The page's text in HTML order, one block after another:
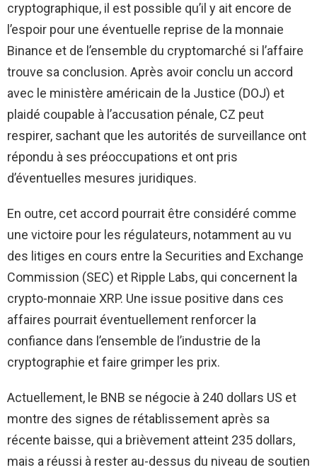
cryptographique, il est possible qu’il y ait encore de
l’espoir pour une éventuelle reprise de la monnaie
Binance et de l’ensemble du cryptomarché si l’affaire
trouve sa conclusion. Après avoir conclu un accord
avec le ministère américain de la Justice (DOJ) et
plaidé coupable à l’accusation pénale, CZ peut
respirer, sachant que les autorités de surveillance ont
répondu à ses préoccupations et ont pris
d’éventuelles mesures juridiques.
En outre, cet accord pourrait être considéré comme
une victoire pour les régulateurs, notamment au vu
des litiges en cours entre la Securities and Exchange
Commission (SEC) et Ripple Labs, qui concernent la
crypto-monnaie XRP. Une issue positive dans ces
affaires pourrait éventuellement renforcer la
confiance dans l’ensemble de l’industrie de la
cryptographie et faire grimper les prix.
Actuellement, le BNB se négocie à 240 dollars US et
montre des signes de rétablissement après sa
récente baisse, qui a brièvement atteint 235 dollars,
mais a réussi à rester au-dessus du niveau de soutien